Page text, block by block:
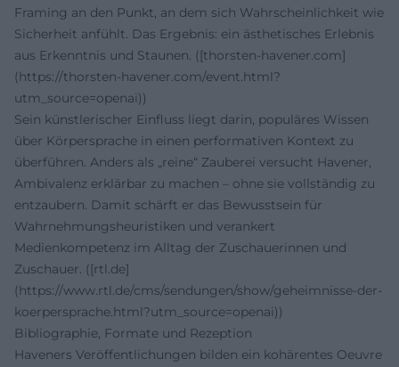
Framing an den Punkt, an dem sich Wahrscheinlichkeit wie
Sicherheit anfühlt. Das Ergebnis: ein ästhetisches Erlebnis
aus Erkenntnis und Staunen. ([thorsten-havener.com]
(https://thorsten-havener.com/event.html?
utm_source=openai))
Sein künstlerischer Einfluss liegt darin, populäres Wissen
über Körpersprache in einen performativen Kontext zu
überführen. Anders als „reine“ Zauberei versucht Havener,
Ambivalenz erklärbar zu machen – ohne sie vollständig zu
entzaubern. Damit schärft er das Bewusstsein für
Wahrnehmungsheuristiken und verankert
Medienkompetenz im Alltag der Zuschauerinnen und
Zuschauer. ([rtl.de]
(https://www.rtl.de/cms/sendungen/show/geheimnisse-der-
koerpersprache.html?utm_source=openai))
Bibliographie, Formate und Rezeption
Haveners Veröffentlichungen bilden ein kohärentes Oeuvre